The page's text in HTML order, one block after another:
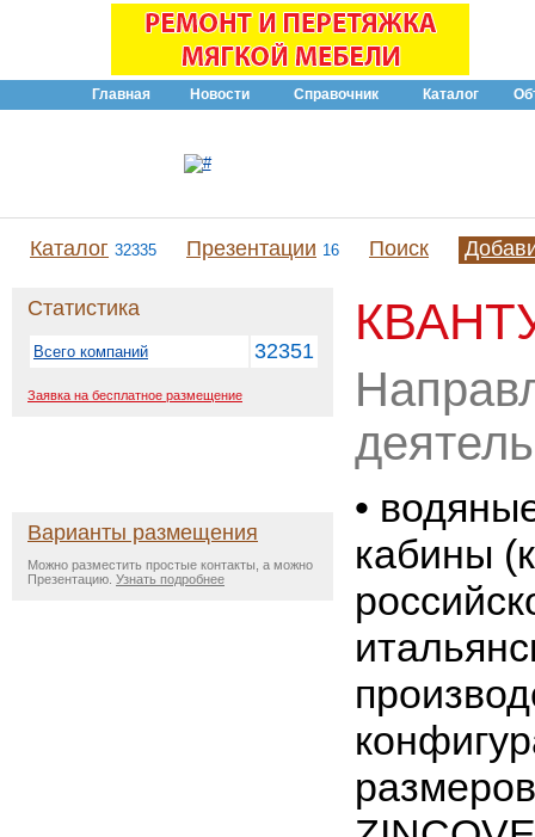
Главная Новости Справочник Каталог
Каталог 32335 Презентации 16 Поиск
Статистика
Всего компаний 32351
Заявка на бесплатное размещение
Варианты размещения
Можно разместить простые контакты, а можно
Презентацию. Узнать подробнее
•
кабины